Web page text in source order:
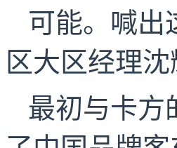
可能。喊出
区大区经理
最初与卡方